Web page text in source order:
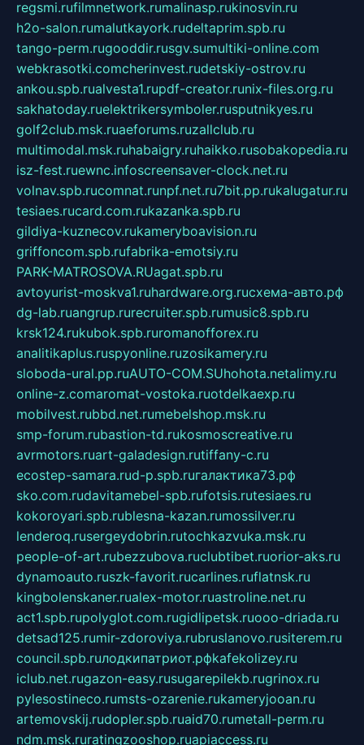
regsmi.rufilmnetwork.rumalinasp.rukinosvin.ru
h2o-salon.rumalutkayork.rudeltaprim.spb.ru
tango-perm.rugooddir.rusgv.sumultiki-online.com
webkrasotki.comcherinvest.rudetskiy-ostrov.ru
ankou.spb.rualvesta1.rupdf-creator.runix-files.org.ru
sakhatoday.ruelektrikersymboler.rusputnikyes.ru
golf2club.msk.ruaeforums.ruzallclub.ru
multimodal.msk.ruhabaigry.ruhaikko.rusobakopedia.ru
isz-fest.ruewnc.infoscreensaver-clock.net.ru
volnav.spb.rucomnat.runpf.net.ru7bit.pp.rukalugatur.ru
tesiaes.rucard.com.rukazanka.spb.ru
gildiya-kuznecov.rukameryboavision.ru
griffoncom.spb.rufabrika-emotsiy.ru
PARK-MATROSOVA.RUagat.spb.ru
avtoyurist-moskva1.ruhardware.org.ruсхема-авто.рф
dg-lab.ruangrup.rurecruiter.spb.rumusic8.spb.ru
krsk124.rukubok.spb.ruromanofforex.ru
analitikaplus.ruspyonline.ruzosikamery.ru
sloboda-ural.pp.ruAUTO-COM.SUhohota.netalimy.ru
online-z.comaromat-vostoka.ruotdelkaexp.ru
mobilvest.rubbd.net.rumebelshop.msk.ru
smp-forum.rubastion-td.rukosmoscreative.ru
avrmotors.ruart-galadesign.rutiffany-c.ru
ecostep-samara.rud-p.spb.ruгалактика73.рф
sko.com.rudavitamebel-spb.rufotsis.rutesiaes.ru
kokoroyari.spb.rublesna-kazan.rumossilver.ru
lenderoq.rusergeydobrin.rutochkazvuka.msk.ru
people-of-art.rubezzubova.ruclubtibet.ruorior-aks.ru
dynamoauto.ruszk-favorit.rucarlines.ruflatnsk.ru
kingbolenskaner.rualex-motor.ruastroline.net.ru
act1.spb.rupolyglot.com.rugidlipetsk.ruooo-driada.ru
detsad125.rumir-zdoroviya.rubruslanovo.rusiterem.ru
council.spb.ruлодкипатриот.рфkafekolizey.ru
iclub.net.rugazon-easy.rusugarepilekb.rugrinox.ru
pylesostineco.rumsts-ozarenie.rukameryjooan.ru
artemovskij.rudopler.spb.ruaid70.rumetall-perm.ru
ndm.msk.ruratingzooshop.ruapiaccess.ru